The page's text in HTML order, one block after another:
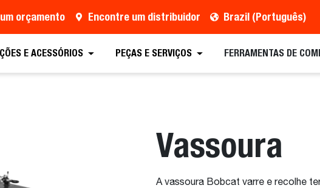
orçamento Encontre um distribuidor Brazil (Português)
E ACESSÓRIOS PEÇAS E SERVIÇOS FERRAMENTAS DE
Vassoura
A vassoura Bobcat varre e recolhe
cotação Encontre um distribuidor Equipamento